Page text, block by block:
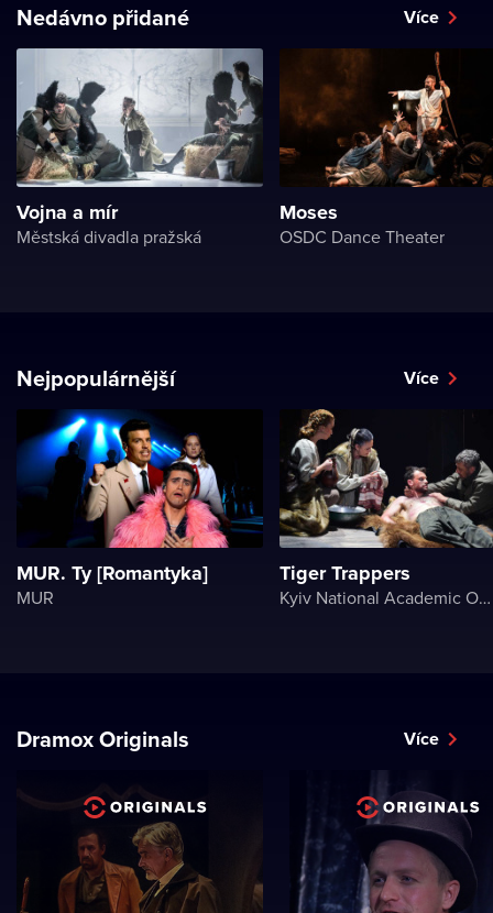
Nedávno přidané Více
Vojna a mír
Městská divadla pražská
Moses
OSDC Dance Theater
Nejpopulárnější Více
MUR. Ty [Romantyka]
MUR
Tiger Trappers
Kyiv National Academic Operetta Theater
Dramox Originals Více